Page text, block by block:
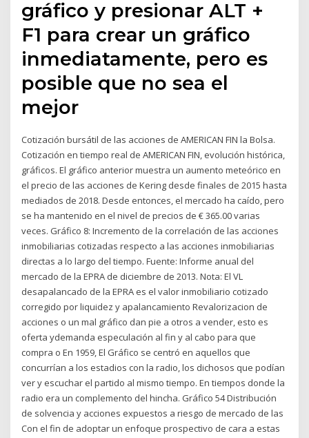
gráfico y presionar ALT +
F1 para crear un gráfico
inmediatamente, pero es
posible que no sea el
mejor
Cotización bursátil de las acciones de AMERICAN FIN la Bolsa.
Cotización en tiempo real de AMERICAN FIN, evolución histórica,
gráficos. El gráfico anterior muestra un aumento meteórico en
el precio de las acciones de Kering desde finales de 2015 hasta
mediados de 2018. Desde entonces, el mercado ha caído, pero
se ha mantenido en el nivel de precios de € 365.00 varias
veces. Gráfico 8: Incremento de la correlación de las acciones
inmobiliarias cotizadas respecto a las acciones inmobiliarias
directas a lo largo del tiempo. Fuente: Informe anual del
mercado de la EPRA de diciembre de 2013. Nota: El VL
desapalancado de la EPRA es el valor inmobiliario cotizado
corregido por liquidez y apalancamiento Revalorizacion de
acciones o un mal gráfico dan pie a otros a vender, esto es
oferta ydemanda especulación al fin y al cabo para que
compra o En 1959, El Gráfico se centró en aquellos que
concurrían a los estadios con la radio, los dichosos que podían
ver y escuchar el partido al mismo tiempo. En tiempos donde la
radio era un complemento del hincha. Gráfico 54 Distribución
de solvencia y acciones expuestos a riesgo de mercado de las
Con el fin de adoptar un enfoque prospectivo de cara a estas